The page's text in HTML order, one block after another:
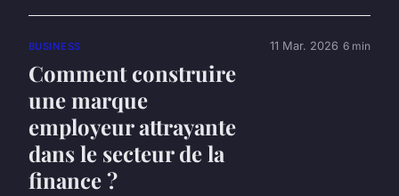
BUSINESS
Comment construire
une marque
employeur attrayante
dans le secteur de la
finance ?
11 Mar. 2026 6 min